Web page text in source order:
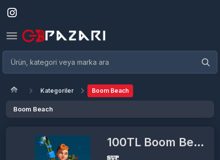
Kategoriler Boom Beach
Boom Beach
100TL Boom Beach